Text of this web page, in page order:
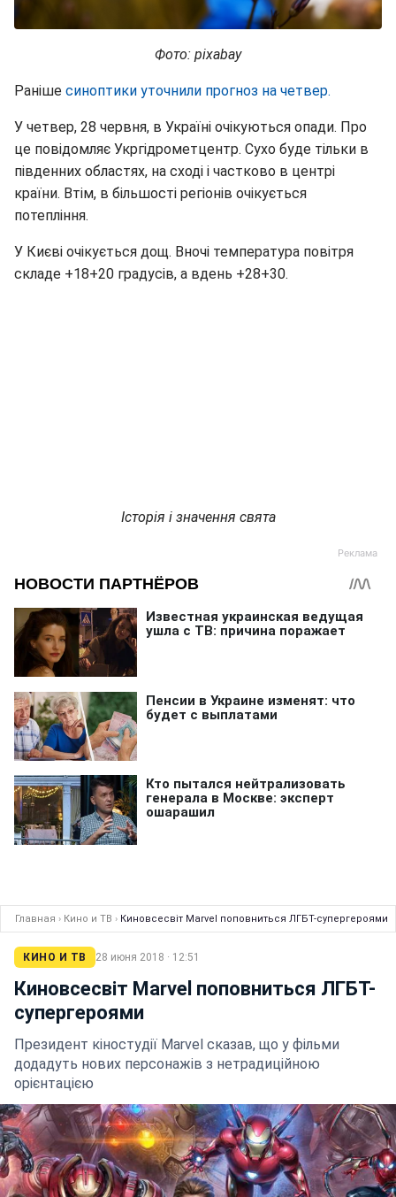
Фото: pixabay
Раніше синоптики уточнили прогноз на четвер.
У четвер, 28 червня, в Україні очікуються опади. Про
це повідомляє Укргідрометцентр. Сухо буде тільки в
південних областях, на сході і частково в центрі
країни. Втім, в більшості регіонів очікується
потепління.
У Києві очікується дощ. Вночі температура повітря
складе +18+20 градусів, а вдень +28+30.
Історія і значення свята
Главная › Кино и ТВ › Киновсесвіт Marvel поповниться ЛГБТ-супергероями
КИНО И ТВ 28 июня 2018 · 12:51
Киновсесвіт Marvel поповниться ЛГБТ-
супергероями
Президент кіностудії Marvel сказав, що у фільми
додадуть нових персонажів з нетрадиційною
орієнтацією